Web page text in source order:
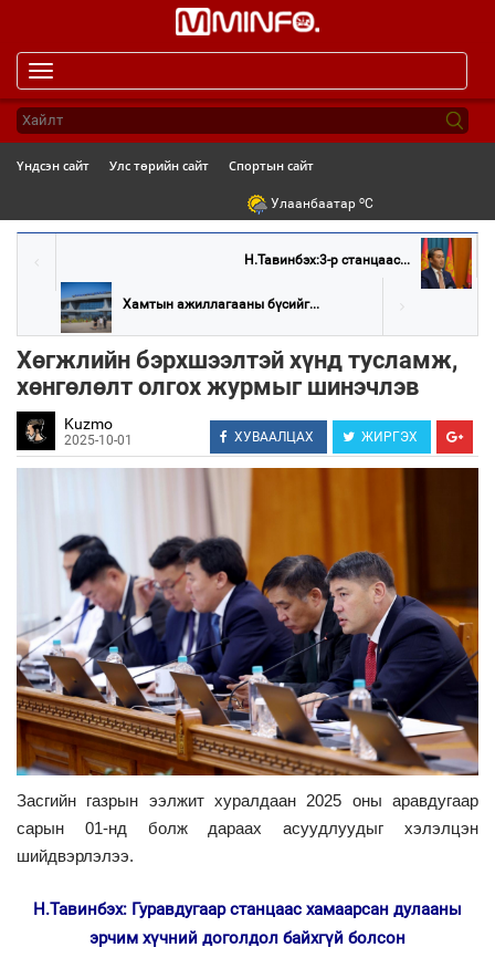
navigation
Үндсэн сайт Улс төрийн сайт Спортын сайт
Улаанбаатар oC
Н.Тавинбэх:3-р станцаас...
Хамтын ажиллагааны бүсийг...
Хөгжлийн бэрхшээлтэй хүнд тусламж,
хөнгөлөлт олгох журмыг шинэчлэв
Kuzmo
2025-10-01 ХУВААЛЦАХ ЖИРГЭХ
Засгийн газрын ээлжит хуралдаан 2025 оны аравдугаар
сарын 01-нд болж дараах асуудлуудыг хэлэлцэн
шийдвэрлэлээ.
Н.Тавинбэх: Гуравдугаар станцаас хамаарсан дулааны
эрчим хүчний доголдол байхгүй болсон